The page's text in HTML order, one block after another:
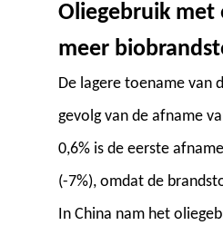
Oliegebruik met
meer
De lagere toename van
gevolg van de afname
0,6% is de eerste
(-7%), omdat de
In China nam het